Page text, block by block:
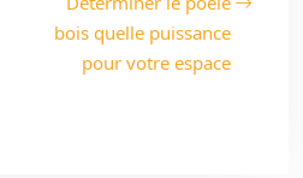
bois quelle puissance
pour votre espace